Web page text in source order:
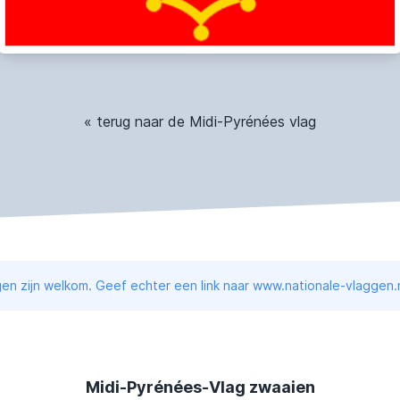
« terug naar de Midi-Pyrénées vlag
zijn welkom. Geef echter een link naar www.nationale-
Midi-Pyrénées-Vlag zwaaien